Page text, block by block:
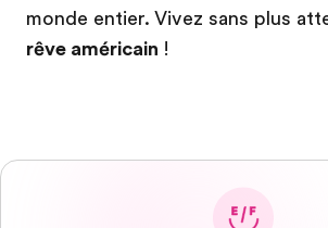
monde entier. Vivez sans plus
rêve américain !